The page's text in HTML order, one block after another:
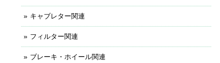
キャブレター関連
フィルター関連
ブレーキ・ホイール関連